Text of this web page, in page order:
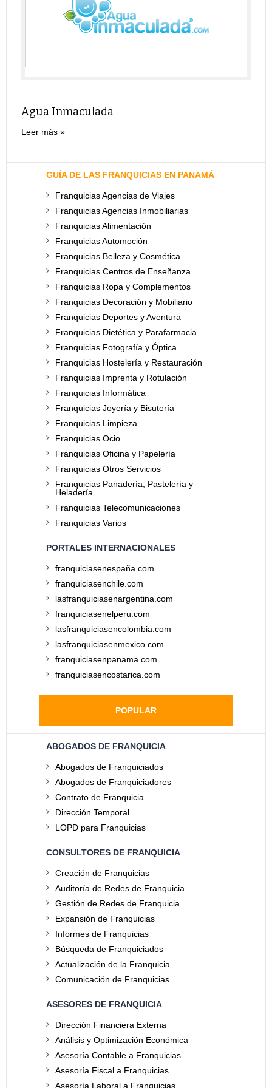
Agua Inmaculada
Leer más
GUÍA DE LAS FRANQUICIAS EN PANAMÁ
Franquicias Agencias de Viajes
Franquicias Agencias Inmobiliarias
Franquicias Alimentación
Franquicias Automoción
Franquicias Belleza y Cosmética
Franquicias Centros de Enseñanza
Franquicias Ropa y Complementos
Franquicias Decoración y Mobiliario
Franquicias Deportes y Aventura
Franquicias Dietética y Parafarmacia
Franquicias Fotografía y Óptica
Franquicias Hostelería y Restauración
Franquicias Imprenta y Rotulación
Franquicias Informática
Franquicias Joyería y Bisutería
Franquicias Limpieza
Franquicias Ocio
Franquicias Oficina y Papelería
Franquicias Otros Servicios
Franquicias Panadería, Pastelería y
Heladería
Franquicias Telecomunicaciones
Franquicias Varios
PORTALES INTERNACIONALES
franquiciasenespaña.com
franquiciasenchile.com
lasfranquiciasenargentina.com
franquiciasenelperu.com
lasfranquiciasencolombia.com
lasfranquiciasenmexico.com
franquiciasenpanama.com
franquiciasencostarica.com
POPULAR
ABOGADOS DE FRANQUICIA
Abogados de Franquiciados
Abogados de Franquiciadores
Contrato de Franquicia
Dirección Temporal
LOPD para Franquicias
CONSULTORES DE FRANQUICIA
Creación de Franquicias
Auditoría de Redes de Franquicia
Gestión de Redes de Franquicia
Expansión de Franquicias
Informes de Franquicias
Búsqueda de Franquiciados
Actualización de la Franquicia
Comunicación de Franquicias
ASESORES DE FRANQUICIA
Dirección Financiera Externa
Análisis y Optimización Económica
Asesoría Contable a Franquicias
Asesoría Fiscal a Franquicias
Asesoría Laboral a Franquicias